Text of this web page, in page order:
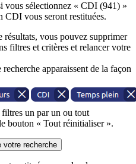
vous sélectionnez « CDI (941) »
CDI vous seront restituées.
résultats, vous pouvez supprimer
filtres et critères et relancer votre
apparaissent de la façon
un par un ou tout
bouton « Tout réinitialiser ».
votre recherche